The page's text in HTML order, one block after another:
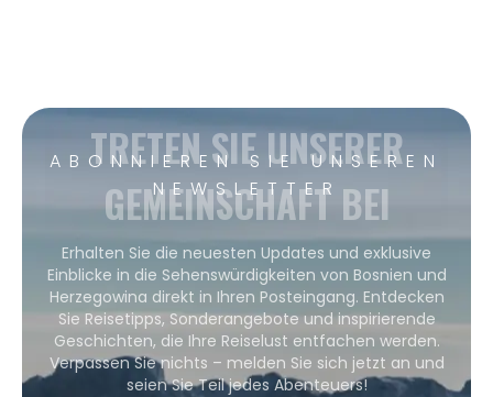
ABONNIEREN SIE UNSEREN
NEWSLETTER
TRETEN SIE UNSERER
GEMEINSCHAFT BEI
Erhalten Sie die neuesten Updates und exklusive
Einblicke in die Sehenswürdigkeiten von Bosnien und
Herzegowina direkt in Ihren Posteingang. Entdecken
Sie Reisetipps, Sonderangebote und inspirierende
Geschichten, die Ihre Reiselust entfachen werden.
Verpassen Sie nichts – melden Sie sich jetzt an und
seien Sie Teil jedes Abenteuers!